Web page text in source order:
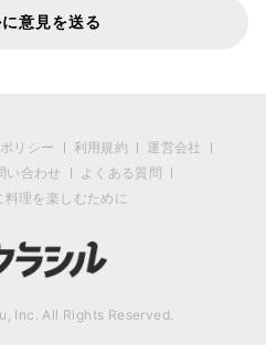
意見を送る
リシー 利用規約
運営会社
い合わせ
よくある質問
料理を楽しむために
Inc. All Rights Reserved.